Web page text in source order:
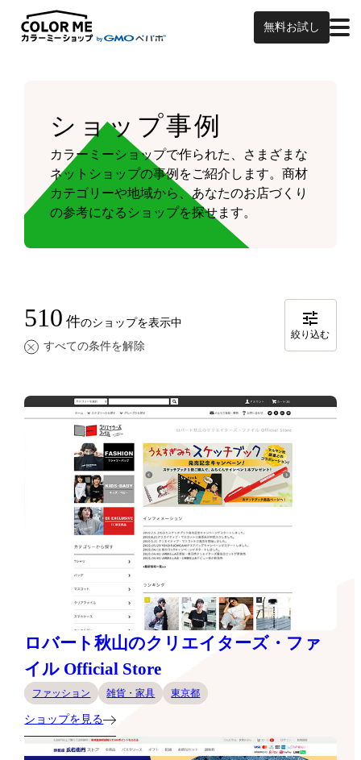
無料お試し
ショップ事例
カラーミーショップで作られた、さまざまな
ネットショップの事例をご紹介します。商材
カテゴリーや地域から、あなたのお店づくり
の参考になるショップを探せます。
510 件のショップを表示中
すべての条件を解除
絞り込む
ロバート秋山のクリエイターズ・ファ
イル Official Store
ファッション 雑貨・家具 東京都
ショップを見る